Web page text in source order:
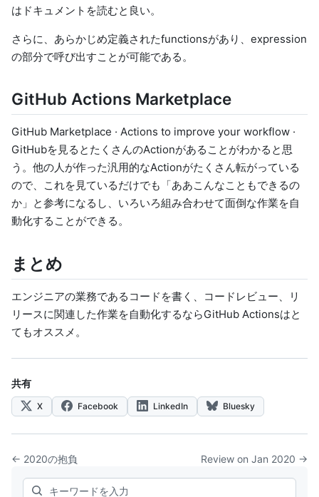
はドキュメントを読むと良い。
さらに、あらかじめ定義されたfunctionsがあり、expression
の部分で呼び出すことが可能である。
GitHub Actions Marketplace
GitHub Marketplace · Actions to improve your workflow ·
GitHubを見るとたくさんのActionがあることがわかると思
う。他の人が作った汎用的なActionがたくさん転がっている
ので、これを見ているだけでも「ああこんなこともできるの
か」と参考になるし、いろいろ組み合わせて面倒な作業を自
動化することができる。
まとめ
エンジニアの業務であるコードを書く、コードレビュー、リ
リースに関連した作業を自動化するならGitHub Actionsはと
てもオススメ。
共有
X Facebook LinkedIn Bluesky
← 2020の抱負 Review on Jan 2020 →
Search